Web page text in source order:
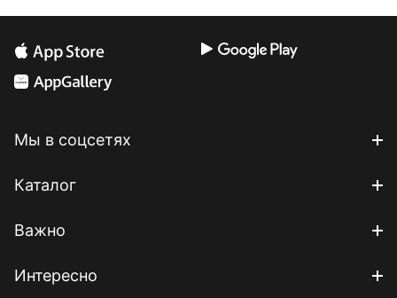
Мы в соцсетях
Каталог
Важно
Интересно